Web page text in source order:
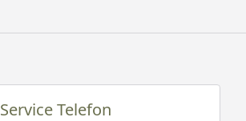
Service Telefon